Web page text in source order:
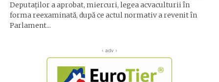
Deputaților a aprobat, miercuri, legea acvaculturii în
forma reexaminată, după ce actul normativ a revenit în
Parlament...
‹ adv ›